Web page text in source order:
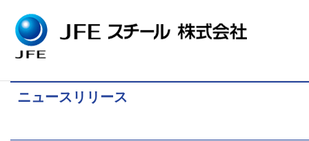
ニュースリリース